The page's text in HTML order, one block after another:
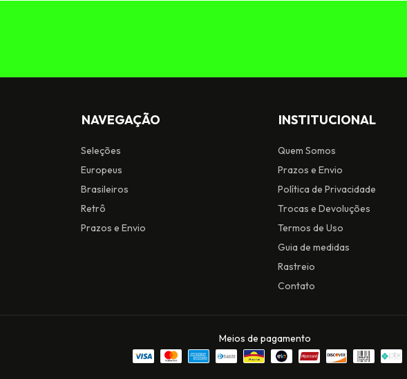
NAVEGAÇÃO
Seleções
Europeus
Brasileiros
Retrô
Prazos e Envio
INSTITUCIONAL
Quem Somos
Prazos e Envio
Política de Privacidade
Trocas e Devoluções
Termos de Uso
Guia de medidas
Rastreio
Contato
Meios de pagamento